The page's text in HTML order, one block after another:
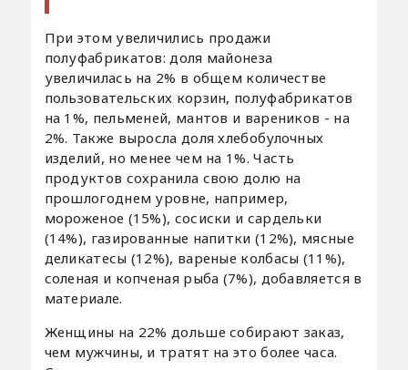
При этом увеличились продажи
полуфабрикатов: доля майонеза
увеличилась на 2% в общем количестве
пользовательских корзин, полуфабрикатов
на 1%, пельменей, мантов и вареников - на
2%. Также выросла доля хлебобулочных
изделий, но менее чем на 1%. Часть
продуктов сохранила свою долю на
прошлогоднем уровне, например,
мороженое (15%), сосиски и сардельки
(14%), газированные напитки (12%), мясные
деликатесы (12%), вареные колбасы (11%),
соленая и копченая рыба (7%), добавляется в
материале.
Женщины на 22% дольше собирают заказ,
чем мужчины, и тратят на это более часа.